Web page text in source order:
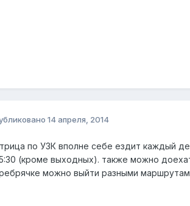
14 апреля, 2014
по УЗК вполне себе ездит каждый
(кроме выходных). также можно
можно выйти разными